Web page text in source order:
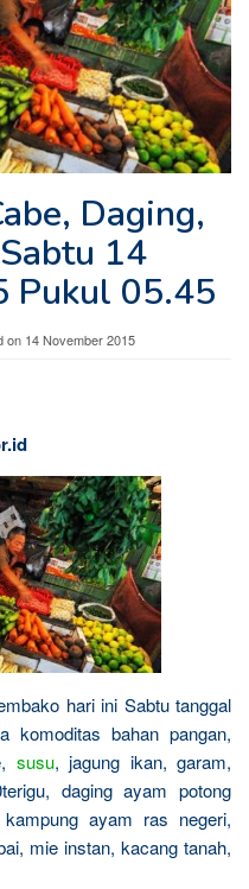
Daging,
14
Pukul 05.45
on 14 November 2015
hari ini Sabtu tanggal
komoditas bahan pangan,
susu, jagung ikan, garam,
daging ayam potong
ayam ras negeri,
mie instan, kacang tanah,